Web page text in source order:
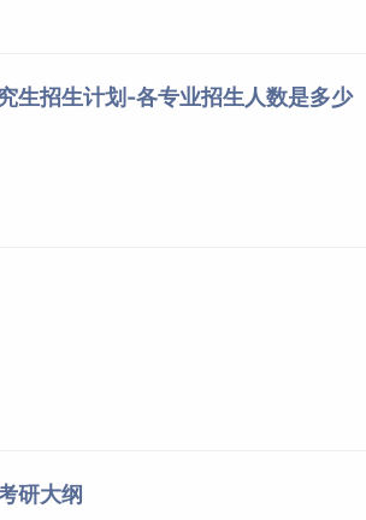
生招生计划-各专业招生人数是多少
研大纲